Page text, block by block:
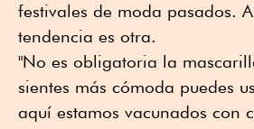
festivales de moda pasados.
tendencia es otra.
"No es obligatoria la
sientes más cómoda puedes
aquí estamos vacunados con